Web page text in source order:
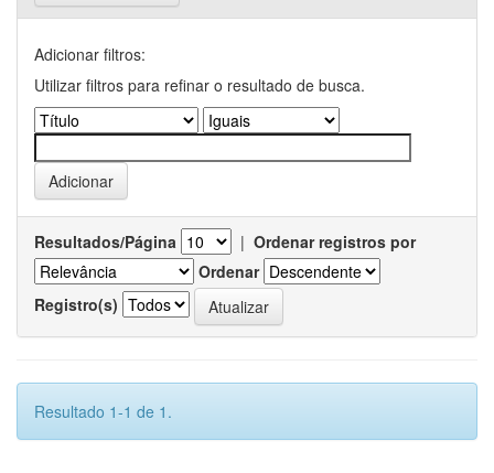
Adicionar filtros:
Utilizar filtros para refinar o resultado de busca.
Resultados/Página | Ordenar registros por
Ordenar
Registro(s)
Resultado 1-1 de 1.